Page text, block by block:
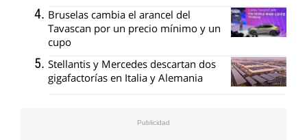
Bruselas cambia el arancel del
Tavascan por un precio mínimo y un
cupo
Stellantis y Mercedes descartan dos
gigafactorías en Italia y Alemania